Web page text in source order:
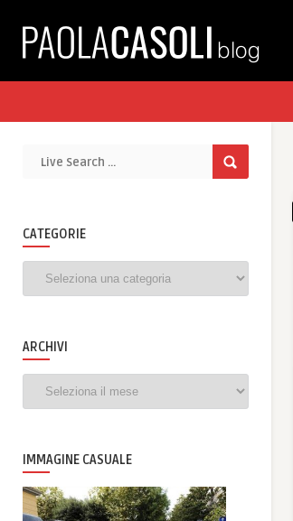
CATEGORIE
ARCHIVI
IMMAGINE CASUALE